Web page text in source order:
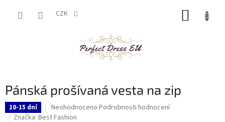
CZK
Pánská prošívaná vesta na zip
10-15 dní
Průměrné
hodnocení
Neohodnoceno Podrobnosti hodnocení
Značka: Best Fashion